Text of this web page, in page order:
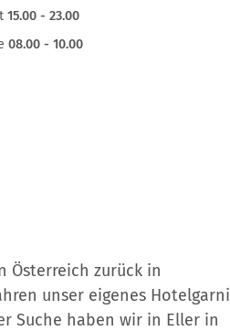
15.00 - 23.00
08.00 - 10.00
Österreich zurück in
unser eigenes Hotelgarni
Suche haben wir in Eller in